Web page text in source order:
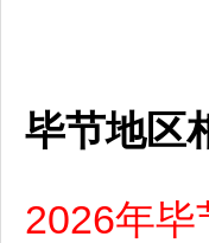
毕节地区
2026年毕